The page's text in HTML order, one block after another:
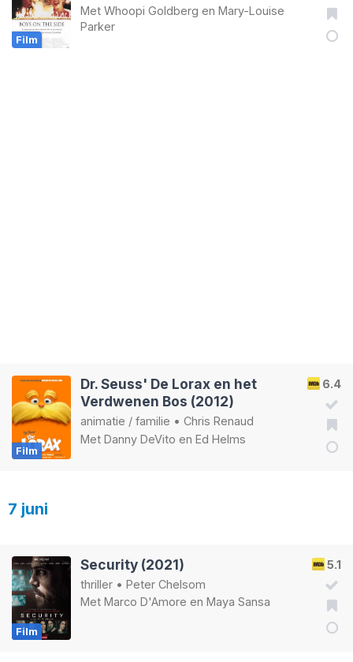
Film
Met Whoopi Goldberg en Mary-Louise
Parker
Film
6.4
Dr. Seuss' De Lorax en het
Verdwenen Bos (2012)
animatie / familie • Chris Renaud
Met Danny DeVito en Ed Helms
7 juni
Film
5.1
Security (2021)
thriller • Peter Chelsom
Met Marco D'Amore en Maya Sansa